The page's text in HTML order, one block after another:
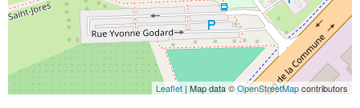
Leaflet | Map data ©OpenStreetMapcontributors